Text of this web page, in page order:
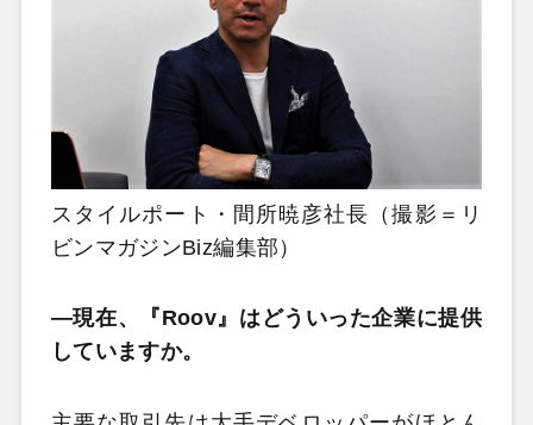
スタイルポート・間所暁彦社長（撮影＝リ
ビンマガジンBiz編集部）
―現在、『Roov』はどういった企業に提供
していますか。